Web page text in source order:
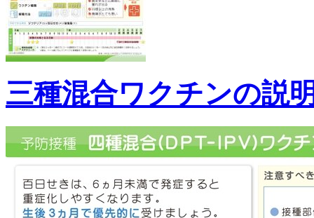
三種混合ワクチンの説